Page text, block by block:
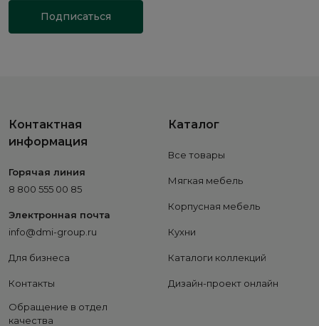
Подписаться
Контактная
информация
Горячая линия
8 800 555 00 85
Электронная почта
info@dmi-group.ru
Для бизнеса
Контакты
Обращение в отдел
качества
Каталог
Все товары
Мягкая мебель
Корпусная мебель
Кухни
Каталоги коллекций
Дизайн-проект онлайн